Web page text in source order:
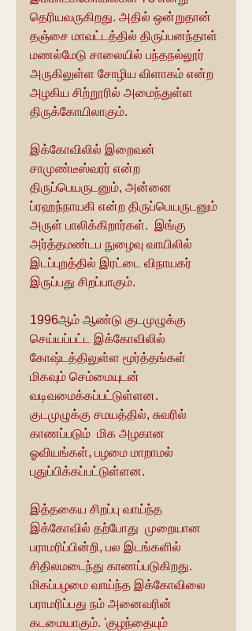
தெரியவருகிறது. அதில் ஒன்றுதான்
தஞ்சை மாவட்டத்தில் திருப்பனந்தாள்
மணல்மேடு சாலையில் பந்தநல்லூர்
அருகிலுள்ள சோழிய விளாகம் என்ற
அழகிய சிற்றூரில் அமைந்துள்ள
திருக்கோயிலாகும்.
இக்கோவிலில் இறைவன்
சாமுண்டீஸ்வரர் என்ற
திருப்பெயருடனும், அன்னை
ப்ரஹந்நாயகி என்ற திருப்பெயருடனும்
அருள் பாலிக்கிறார்கள்.  இங்கு
அர்த்தமண்டப நுழைவு வாயிலில்
இடப்புறத்தில் இரட்டை விநாயகர்
இருப்பது சிறப்பாகும்.
1996ஆம் ஆண்டு குடமுழுக்கு
செய்யப்பட்ட இக்கோவிலில்
கோஷ்டத்திலுள்ள மூர்த்தங்கள்
மிகவும் செம்மையுடன்
வடிவமைக்கப்பட்டுள்ளன.
குடமுழுக்கு சமயத்தில், சுவரில்
காணப்படும்  மிக அழகான
ஓவியங்கள், பழமை மாறாமல்
புதுப்பிக்கப்பட்டுள்ளன.
இத்தகைய சிறப்பு வாய்ந்த
இக்கோவில் தற்போது  முறையான
பராமரிப்பின்றி, பல இடங்களில்
சிதிலமடைந்து காணப்படுகிறது.
மிகப்பழமை வாய்ந்த இக்கோவிலை
பராமரிப்பது நம் அனைவரின்
கடமையாகும். 'குழந்தையும்